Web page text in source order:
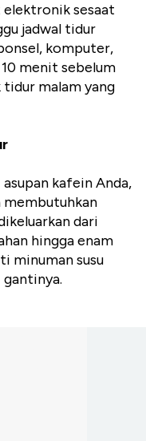
elektronik sesaat
jadwal tidur
komputer,
menit sebelum
malam yang
kafein Anda,
membutuhkan
dari
hingga enam
minuman susu